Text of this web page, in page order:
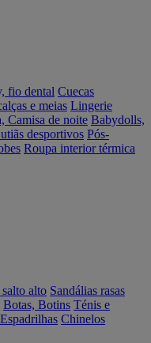
fio dental Cuecas
e meias Lingerie
Camisa de noite Babydolls,
desportivos Pós-
Roupa interior térmica
salto alto Sandálias rasas
Botas, Botins Ténis e
Espadrilhas Chinelos